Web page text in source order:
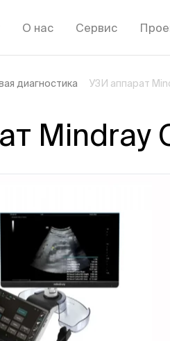
О нас Сервис
диагностика УЗИ аппарат
Mindray